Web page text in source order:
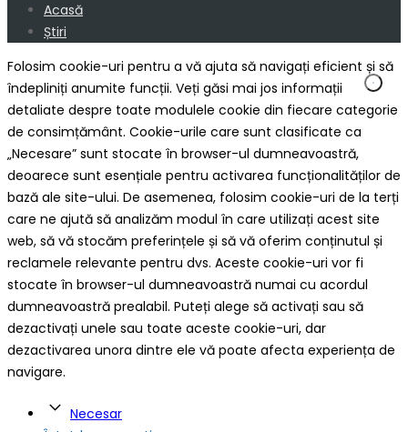
Acasă
Știri
Folosim cookie-uri pentru a vă ajuta să navigați eficient și să
îndepliniți anumite funcții. Veți găsi mai jos informații
detaliate despre toate modulele cookie din fiecare categorie
de consimțământ. Cookie-urile care sunt clasificate ca
„Necesare” sunt stocate în browser-ul dumneavoastră,
deoarece sunt esențiale pentru activarea funcționalităților de
bază ale site-ului. De asemenea, folosim cookie-uri de la terți
care ne ajută să analizăm modul în care utilizați acest site
web, să vă stocăm preferințele și să vă oferim conținutul și
reclamele relevante pentru dvs. Aceste cookie-uri vor fi
stocate în browser-ul dumneavoastră numai cu acordul
dumneavoastră prealabil. Puteți alege să activați sau să
dezactivați unele sau toate aceste cookie-uri, dar
dezactivarea unora dintre ele vă poate afecta experiența de
navigare.
Necesar